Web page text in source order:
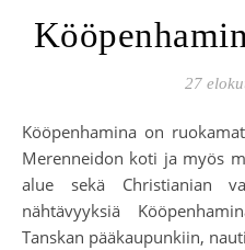
27
Kööpenhamina on ruokamatkaajan unelmakohde, Pienen
Merenneidon koti ja myös
alue sekä Christianian
nähtävyyksiä
Tanskan pääkaupunkiin,